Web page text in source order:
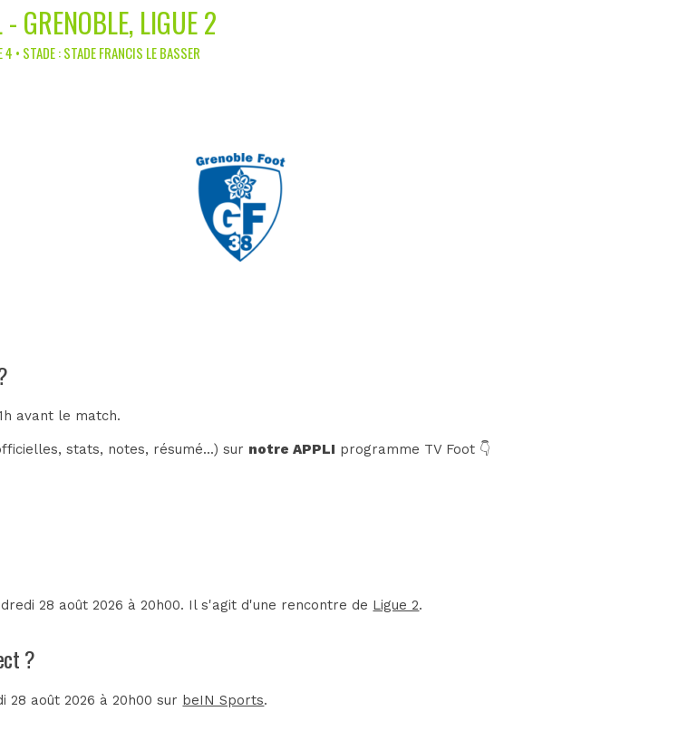
- GRENOBLE, LIGUE 2
4 • STADE : STADE FRANCIS LE BASSER
avant le match.
stats, notes, résumé...) sur notre APPLI programme TV Foot 👇
28 août 2026 à 20h00. Il s'agit d'une rencontre de Ligue 2.
?
août 2026 à 20h00 sur beIN Sports.